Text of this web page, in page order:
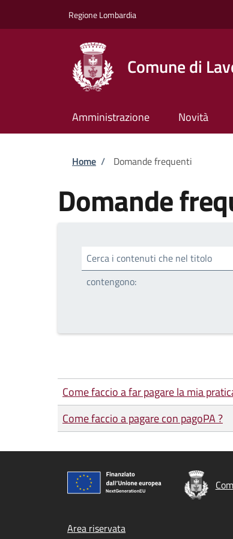
Regione Lombardia
Comune di
Amministrazione Novità
Briciole di pane
Home / Domande frequenti
Domande
Cerca i contenuti che nel titolo
contengono:
Come faccio a far pagare la mia
Come faccio a pagare con pagoPA ?
Area riservata